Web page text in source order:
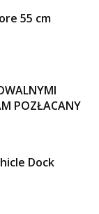
55 cm
POZŁACANY
Dock